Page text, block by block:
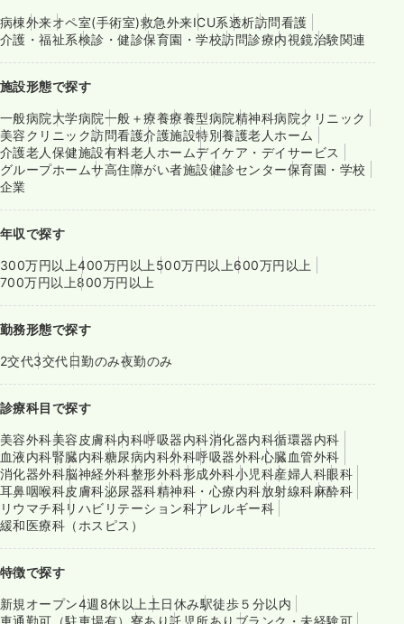
病棟外来オペ室(手術室)救急外来ICU系透析訪問看護
介護・福祉系検診・健診保育園・学校訪問診療内視鏡治験関連
施設形態で探す
一般病院大学病院一般＋療養療養型病院精神科病院クリニック
美容クリニック訪問看護介護施設特別養護老人ホーム
介護老人保健施設有料老人ホームデイケア・デイサービス
グループホームサ高住障がい者施設健診センター保育園・学校
企業
年収で探す
300万円以上400万円以上 500万円以上600万円以上
700万円以上800万円以上
勤務形態で探す
2交代3交代日勤のみ夜勤のみ
診療科目で探す
美容外科美容皮膚科内科呼吸器内科消化器内科循環器内科
血液内科腎臓内科糖尿病内科外科呼吸器外科心臓血管外科
消化器外科脳神経外科整形外科形成外科小児科産婦人科眼科
耳鼻咽喉科皮膚科泌尿器科精神科・心療内科放射線科麻酔科
リウマチ科リハビリテーション科アレルギー科
緩和医療科（ホスピス）
特徴で探す
新規オープン4週8休以上 土日休み駅徒歩５分以内